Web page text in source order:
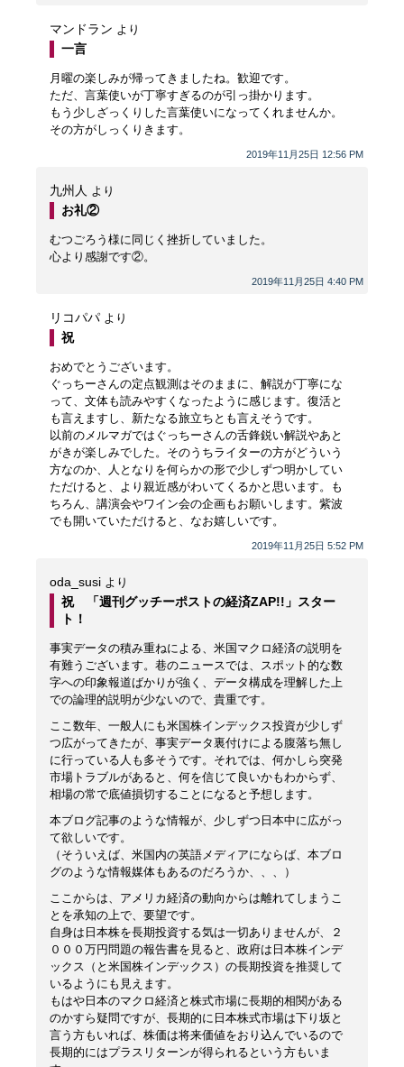
マンドラン より
2019年11月25日 12:56 PM
一言
月曜の楽しみが帰ってきましたね。歓迎です。
ただ、言葉使いが丁寧すぎるのが引っ掛かります。
もう少しざっくりした言葉使いになってくれませんか。
その方がしっくりきます。
九州人 より
2019年11月25日 4:40 PM
お礼②
むつごろう様に同じく挫折していました。
心より感謝です②。
リコパパ より
2019年11月25日 5:52 PM
祝
おめでとうございます。
ぐっちーさんの定点観測はそのままに、解説が丁寧にな
って、文体も読みやすくなったように感じます。復活と
も言えますし、新たなる旅立ちとも言えそうです。
以前のメルマガではぐっちーさんの舌鋒鋭い解説やあと
がきが楽しみでした。そのうちライターの方がどういう
方なのか、人となりを何らかの形で少しずつ明かしてい
ただけると、より親近感がわいてくるかと思います。も
ちろん、講演会やワイン会の企画もお願いします。紫波
でも開いていただけると、なお嬉しいです。
oda_susi より
祝 「週刊グッチーポストの経済ZAP!!」スター
ト！
事実データの積み重ねによる、米国マクロ経済の説明を
有難うございます。巷のニュースでは、スポット的な数
字への印象報道ばかりが強く、データ構成を理解した上
での論理的説明が少ないので、貴重です。
ここ数年、一般人にも米国株インデックス投資が少しず
つ広がってきたが、事実データ裏付けによる腹落ち無し
に行っている人も多そうです。それでは、何かしら突発
市場トラブルがあると、何を信じて良いかもわからず、
相場の常で底値損切することになると予想します。
本ブログ記事のような情報が、少しずつ日本中に広がっ
て欲しいです。
（そういえば、米国内の英語メディアにならば、本ブロ
グのような情報媒体もあるのだろうか、、、）
ここからは、アメリカ経済の動向からは離れてしまうこ
とを承知の上で、要望です。
自身は日本株を長期投資する気は一切ありませんが、２
０００万円問題の報告書を見ると、政府は日本株インデ
ックス（と米国株インデックス）の長期投資を推奨して
いるようにも見えます。
もはや日本のマクロ経済と株式市場に長期的相関がある
のかすら疑問ですが、長期的に日本株式市場は下り坂と
言う方もいれば、株価は将来価値をおり込んでいるので
長期的にはプラスリターンが得られるという方もいま